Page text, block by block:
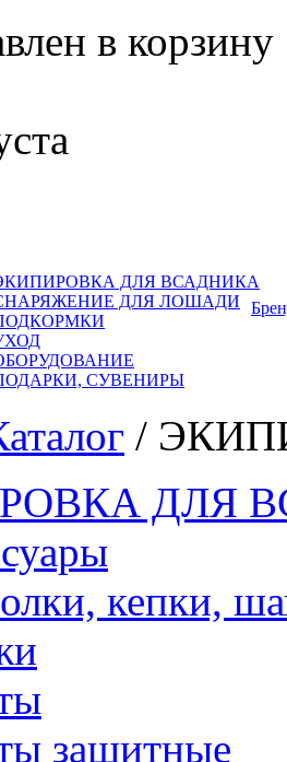
в корзину
ДЛЯ ВСАДНИКА
ДЛЯ ЛОШАДИ
СУВЕНИРЫ
/
ДЛЯ
кепки,
защитные